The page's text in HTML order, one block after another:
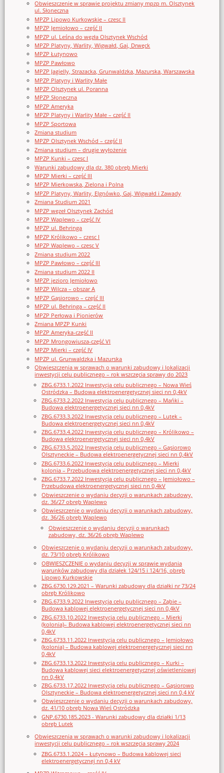
Obwieszczenie w sprawie projektu zmiany mpzp m. Olsztynek
ul. Słoneczna
MPZP Lipowo Kurkowskie – czesc II
MPZP Jemiołowo – część II
MPZP ul. Leśna do węzła Olsztynek Wschód
MPZP Platyny, Warlity, Wigwałd, Gaj, Drwęck
MPZP Łutynowo
MPZP Pawłowo
MPZP Jagielly, Strazacka, Grunwaldzka, Mazurska, Warszawska
MPZP Platyny i Warlity Małe
MPZP Olsztynek ul. Poranna
MPZP Słoneczna
MPZP Ameryka
MPZP Platyny i Warlity Małe – część II
MPZP Sportowa
Zmiana studium
MPZP Olsztynek Wschód – część II
Zmiana studium – drugie wyłożenie
MPZP Kunki – czesc I
Warunki zabudowy dla dz. 380 obręb Mierki
MPZP Mierki – część III
MPZP Mierkowska, Zielona i Polna
MPZP Platyny, Warlity, Elgnówko, Gaj, Wigwałd i Zawady
Zmiana Studium 2021
MPZP węzeł Olsztynek Zachód
MPZP Waplewo – część IV
MPZP ul. Behringa
MPZP Królikowo – czesc I
MPZP Waplewo – czesc V
Zmiana studium 2022
MPZP Pawłowo – część III
Zmiana studium 2022 II
MPZP jezioro Jemiołowo
MPZP Wilcza – obszar A
MPZP Gąsiorowo – część III
MPZP ul. Behringa – część II
MPZP Perłowa i Pionierów
Zmiana MPZP Kunki
MPZP Ameryka-część II
MPZP Mrongowiusza-część VI
MPZP Mierki – część IV
MPZP ul. Grunwaldzka i Mazurska
Obwieszczenia w sprawach o warunki zabudowy i lokalizacji
inwestycji celu publicznego – rok wszczęcia sprawy do 2023
ZBG.6733.1.2022 Inwestycja celu publicznego – Nowa Wieś
Ostródzka – Budowa elektroenergetycznej sieci nn 0,4kV
ZBG.6733.2.2022 Inwestycja celu publicznego – Mańki –
Budowa elektroenergetycznej sieci nn 0,4kV
ZBG.6733.3.2022 Inwestycja celu publicznego – Lutek –
Budowa elektroenergetycznej sieci nn 0,4kV
ZBG.6733.4.2022 Inwestycja celu publicznego – Królikowo –
Budowa elektroenergetycznej sieci nn 0,4kV
ZBG.6733.5.2022 Inwestycja celu publicznego – Gąsiorowo
Olsztyneckie – Budowa elektroenergetycznej sieci nn 0,4kV
ZBG.6733.6.2022 Inwestycja celu publicznego – Mierki
kolonia – Przebudowa elektroenergetycznej sieci nn 0,4kV
ZBG.6733.7.2022 Inwestycja celu publicznego – Jemiołowo –
Przebudowa elektroenergetycznej sieci nn 0,4kV
Obwieszczenie o wydaniu decyzji o warunkach zabudowy,
dz. 36/27 obręb Waplewo
Obwieszczenie o wydaniu decyzji o warunkach zabudowy,
dz. 36/26 obręb Waplewo
Obwieszczenie o wydaniu decyzji o warunkach
zabudowy, dz. 36/26 obręb Waplewo
Obwieszczenie o wydaniu decyzji o warunkach zabudowy,
dz. 73/10 obręb Królikowo
OBWIESZCZENIE o wydaniu decyzji w sprawie wydania
warunków zabudowy dla działek 124/15 i 124/16, obręb
Lipowo Kurkowskie
ZBG.6730.129.2021 – Warunki zabudowy dla działki nr 73/24
obręb Królikowo
ZBG.6733.9.2022 Inwestycja celu publicznego – Ząbie –
Budowa kablowej elektroenergetycznej sieci nn 0,4kV
ZBG.6733.10.2022 Inwestycja celu publicznego – Mierki
(kolonia)– Budowa kablowej elektroenergetycznej sieci nn
0,4kV
ZBG.6733.11.2022 Inwestycja celu publicznego – Jemiołowo
(kolonia) – Budowa kablowej elektroenergetycznej sieci nn
0,4kV
ZBG.6733.13.2022 Inwestycja celu publicznego – Kurki –
Budowa kablowej sieci elektroenergetycznej oświetleniowej
nn 0,4kV
ZBG.6733.17.2022 Inwestycja celu publicznego – Gąsiorowo
Olsztyneckie – Budowa elektroenergetycznej sieci nn 0,4 kV
Obwieszczenie o wydaniu decyzji o warunkach zabudowy,
dz. 41/10 obręb Nowa Wieś Ostródzka
GNP.6730.185.2023 - Warunki zabudowy dla działki 1/13
obręb Lutek
Obwieszczenia w sprawach o warunki zabudowy i lokalizacji
inwestycji celu publicznego – rok wszczęcia sprawy 2024
ZBG.6733.1.2024 – Łutynowo – Budowa kablowej sieci
elektroenergetycznej nn 0,4 kV